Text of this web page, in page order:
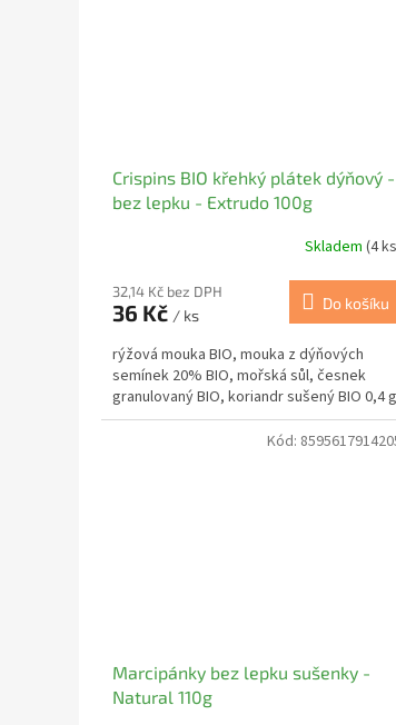
Crispins BIO křehký plátek dýňový -
bez lepku - Extrudo 100g
Skladem (4
32,14 Kč bez DPH
36 Kč / ks
Do košíku
rýžová mouka BIO, mouka z dýňových
semínek 20% BIO, mořská sůl, česnek
granulovaný BIO, koriandr sušený BIO 0,4
Marcipánky bez lepku sušenky -
Natural 110g
Kód: